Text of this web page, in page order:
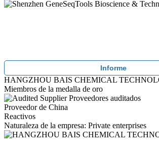
Informe
HANGZHOU BAIS CHEMICAL
Miembros de la medalla de oro
Proveedores auditados
Proveedor de China
Reactivos
Naturaleza de la empresa: Private enterprises